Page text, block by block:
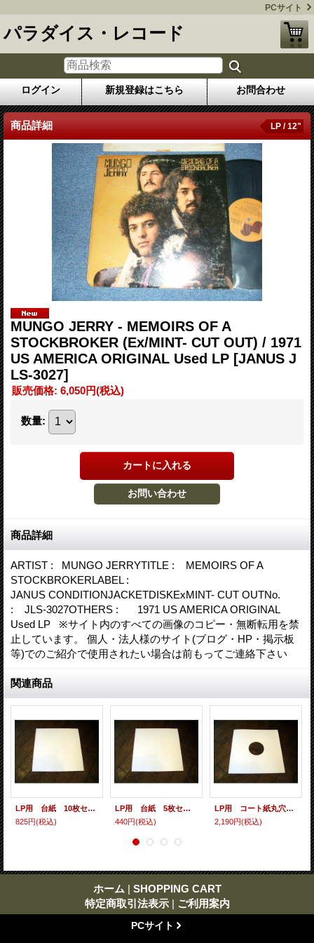
PCサイト
パラダイス・レコード
ログイン 新規登録はこちら お問合わせ
商品詳細 LP / 12"
MUNGO JERRY - MEMOIRS OF A
STOCKBROKER (Ex/MINT- CUT OUT) / 1971
US AMERICA ORIGINAL Used LP [JANUS J
LS-3027]
販売価格: 6,050円(税込)
数量:
商品詳細
ARTIST : MUNGO JERRYTITLE : MEMOIRS OF A
STOCKBROKERLABEL :
JANUS CONDITIONJACKETDISKExMINT- CUT OUTNo.
: JLS-3027OTHERS : 1971 US AMERICA ORIGINAL
Used LP ※サイト内のすべての画像のコピー・無断転用を禁
止しています。 個人・法人様のサイト(ブログ・HP・掲示板
等)でのご紹介で使用されたい場合は前もってご連絡下さい
関連商品
LP用 台紙 10枚セット
825円(税込)
LP用 台紙 5枚セット
440円(税込)
LP用 コート紙丸穴ジャケ 10枚セット
2,190円(税込)
ホーム | SHOPPING CART
特定商取引法表示 | ご利用案内
PCサイト